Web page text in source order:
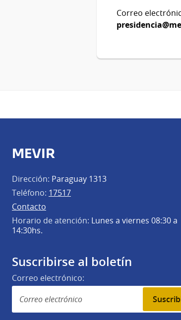
Correo
MEVIR
Dirección: Paraguay 1313
Teléfono: 17517
Contacto
Horario de atención: Lunes a viernes 08:30 a
14:30hs.
Suscribirse al boletín
Correo electrónico: